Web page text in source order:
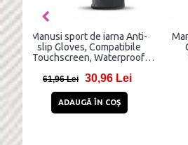
Manusi sport de iarna Anti-
slip Gloves, Compatibile
Touchscreen, Waterproof,
61,96 Lei 30,96 Lei
ADAUGĂ ÎN COŞ